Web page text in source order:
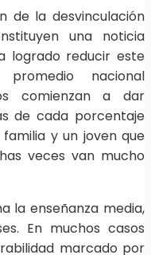
de la desvinculación
una noticia
logrado reducir este
nacional
comienzan a dar
de cada porcentaje
y un joven que
veces van mucho
la enseñanza media,
En muchos casos
marcado por